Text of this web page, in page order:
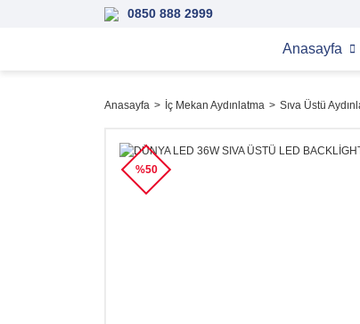
0850 888 2999
Anasayfa
Anasayfa İç Mekan Aydınlatma Sıva Üstü
%50